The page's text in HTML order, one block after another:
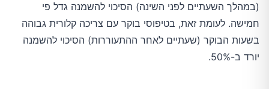
(במהלך השעתיים לפני השינה) הסיכוי להשמנה גדל פי
חמישה. לעומת זאת, בטיפוסי בוקר עם צריכה קלורית גבוהה
בשעות הבוקר (שעתיים לאחר ההתעוררות) הסיכוי להשמנה
יורד ב-50%.